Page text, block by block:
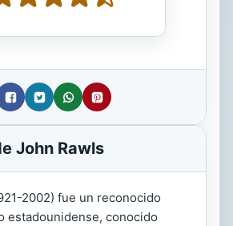
John Rawls
2002) fue un reconocido
estadounidense, conocido